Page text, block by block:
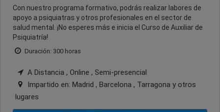
Con nuestro programa formativo, podrás realizar labores de
apoyo a psiquiatras y otros profesionales en el sector de
salud mental. ¡No esperes más e inicia el Curso de Auxiliar de
Psiquiatría!
Duración: 300 horas
A Distancia , Online , Semi-presencial
Impartido en: Madrid , Barcelona , Tarragona y otros
lugares